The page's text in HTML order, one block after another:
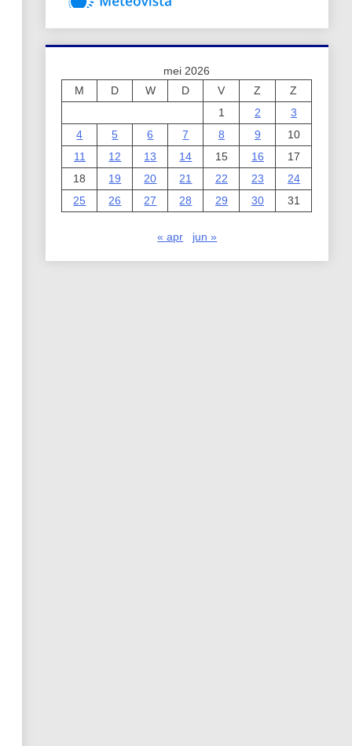
mei 2026
M
D W D V Z
Z
1
2
3
4
5 6 7 8 9
10
11
12 13 14 15 16
17
18
19 20 21 22 23
24
25
26 27 28 29 30 31
« apr jun »